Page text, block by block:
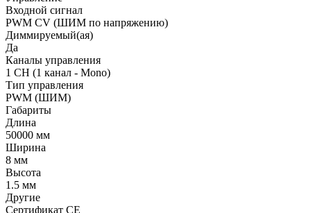
Входной сигнал
PWM СV (ШИМ по напряжению)
Диммируемый(ая)
Да
Каналы управления
1 CH (1 канал - Mono)
Тип управления
PWM (ШИМ)
Габариты
Длина
50000 мм
Ширина
8 мм
Высота
1.5 мм
Другие
Сертификат CE